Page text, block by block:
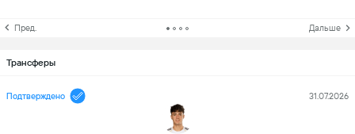
Пред. Дальше
Трансферы
Подтверждено 31.07.2026